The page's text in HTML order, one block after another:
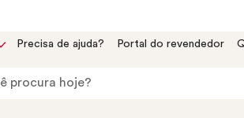
Precisa de ajuda? Portal do revendedor